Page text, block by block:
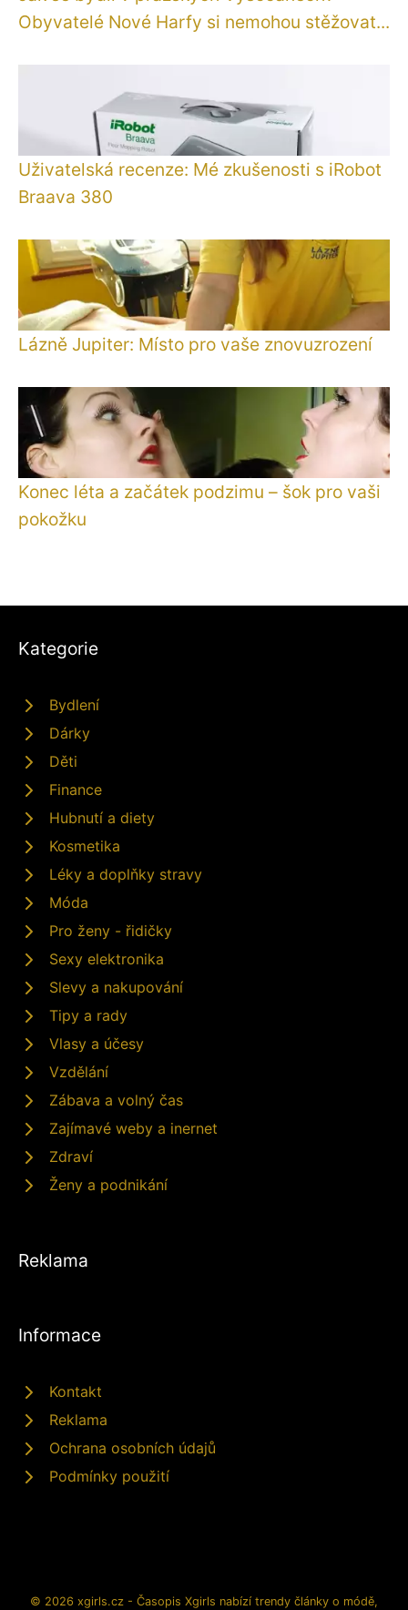
Obyvatelé Nové Harfy si nemohou stěžovat...
Uživatelská recenze: Mé zkušenosti s iRobot
Braava 380
Lázně Jupiter: Místo pro vaše znovuzrození
Konec léta a začátek podzimu – šok pro vaši
pokožku
Kategorie
Bydlení
Dárky
Děti
Finance
Hubnutí a diety
Kosmetika
Léky a doplňky stravy
Móda
Pro ženy - řidičky
Sexy elektronika
Slevy a nakupování
Tipy a rady
Vlasy a účesy
Vzdělání
Zábava a volný čas
Zajímavé weby a inernet
Zdraví
Ženy a podnikání
Reklama
Informace
Kontakt
Reklama
Ochrana osobních údajů
Podmínky použití
© 2026 xgirls.cz - Časopis Xgirls nabízí trendy články o módě,